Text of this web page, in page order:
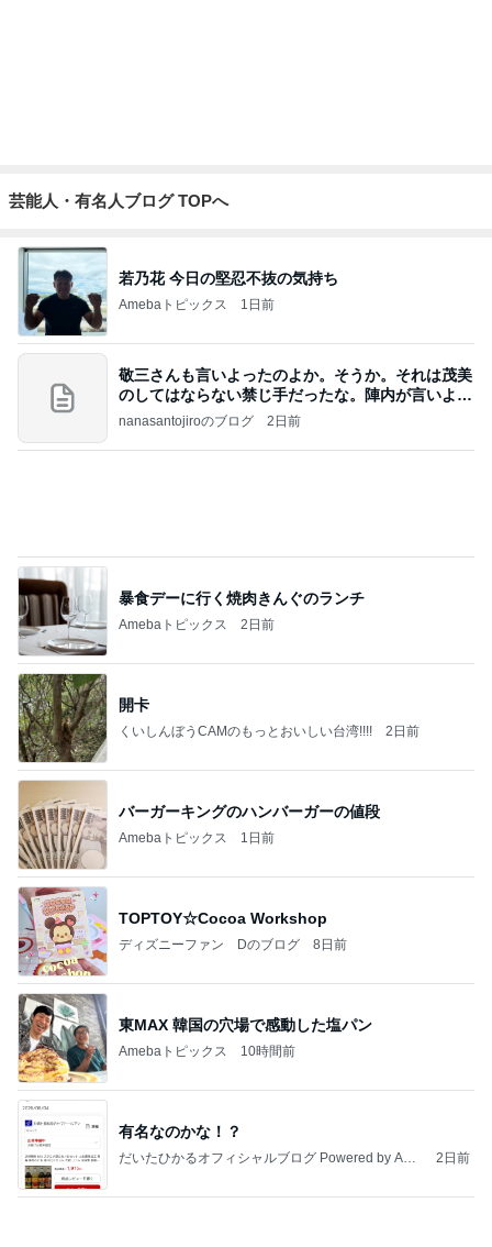
芸能人・有名人ブログ TOPへ
若乃花 今日の堅忍不抜の気持ち
Amebaトピックス 1日前
敬三さんも言いよったのよか。そうか。それは茂美
のしてはならない禁じ手だったな。陣内が言いよる
のよ
nanasantojiroのブログ 2日前
暴食デーに行く焼肉きんぐのランチ
Amebaトピックス 2日前
開卡
くいしんぼうCAMのもっとおいしい台湾!!!! 2日前
バーガーキングのハンバーガーの値段
Amebaトピックス 1日前
TOPTOY☆Cocoa Workshop
ディズニーファン Dのブログ 8日前
東MAX 韓国の穴場で感動した塩パン
Amebaトピックス 10時間前
有名なのかな！？
だいたひかるオフィシャルブログ Powered by Ame
2日前